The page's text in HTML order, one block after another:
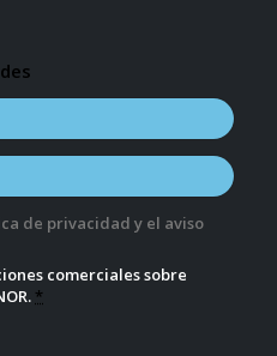
de privacidad y el aviso
comerciales sobre
*